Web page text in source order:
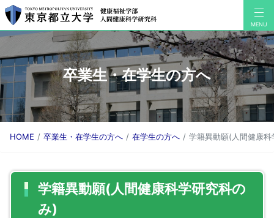
卒業生・在学生の方へ
HOME 卒業生・在学生の方へ 在学生の方へ 学籍異動願(人間健康
学籍異動願(人間健康科学研究科の
み)